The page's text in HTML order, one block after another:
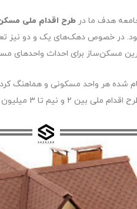
هدف ما در طرح اقدام ملی
مسکن‌ساز برای احداث واحدهای
هر واحد مسکونی و هماهنگ
که شامل همه اجزای ساختمان می‌شود.